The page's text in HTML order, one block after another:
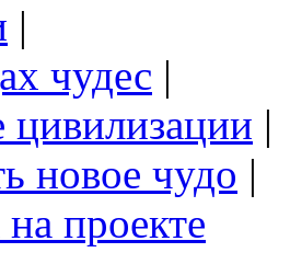
|
чудес |
цивилизации |
новое чудо |
проекте